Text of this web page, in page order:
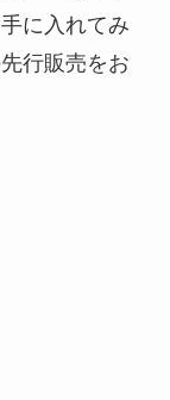
に入れてみ
行販売をお